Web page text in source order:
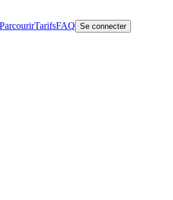
ParcourirTarifsFAQ Se connecter